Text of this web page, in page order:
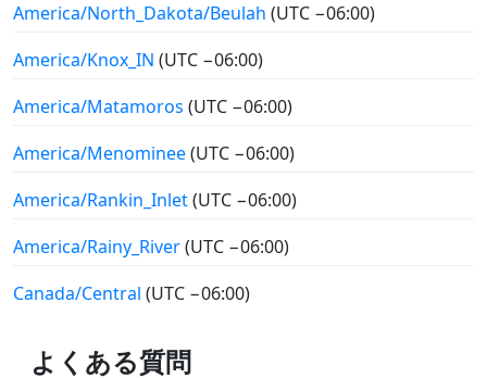
America/North_Dakota/Beulah (UTC −06:00)
America/Knox_IN (UTC −06:00)
America/Matamoros (UTC −06:00)
America/Menominee(UTC −06:00)
America/Rankin_Inlet(UTC −06:00)
America/Rainy_River(UTC −06:00)
Canada/Central (UTC −06:00)
よくある質問